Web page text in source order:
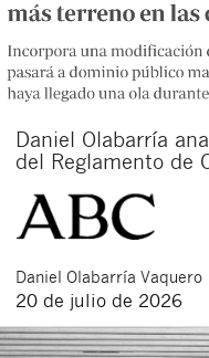
Daniel Olabarría
del Reglamento de
Daniel Olabarría Vaquero
20 de julio de 2026